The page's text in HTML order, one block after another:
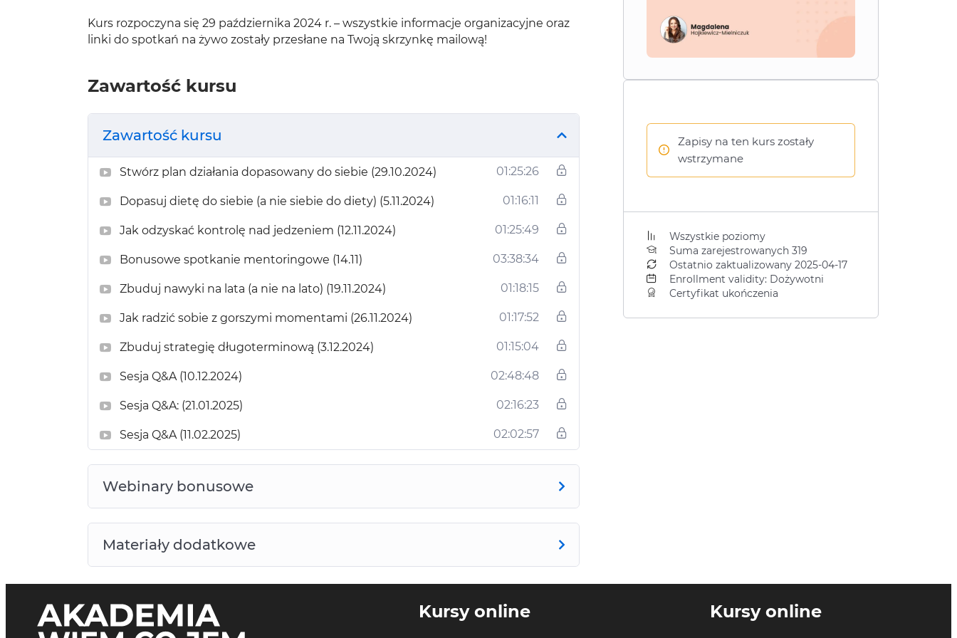
Kurs rozpoczyna się 29 października 2024 r. – wszystkie informacje organizacyjne oraz
linki do spotkań na żywo zostały przesłane na Twoją skrzynkę mailową!
Zawartość kursu
Zawartość kursu
Stwórz plan działania dopasowany do siebie (29.10.2024) 01:25:26
Dopasuj dietę do siebie (a nie siebie do diety) (5.11.2024) 01:16:11
Jak odzyskać kontrolę nad jedzeniem (12.11.2024) 01:25:49
Bonusowe spotkanie mentoringowe (14.11) 03:38:34
Zbuduj nawyki na lata (a nie na lato) (19.11.2024) 01:18:15
Jak radzić sobie z gorszymi momentami (26.11.2024) 01:17:52
Zbuduj strategię długoterminową (3.12.2024) 01:15:04
Sesja Q&A (10.12.2024) 02:48:48
Sesja Q&A: (21.01.2025) 02:16:23
Sesja Q&A (11.02.2025) 02:02:57
Webinary bonusowe
Materiały dodatkowe
Zapisy na ten kurs zostały
wstrzymane
Wszystkie poziomy
Suma zarejestrowanych 319
Ostatnio zaktualizowany 2025-04-17
Enrollment validity: Dożywotni
Certyfikat ukończenia
Kursy online Kursy online